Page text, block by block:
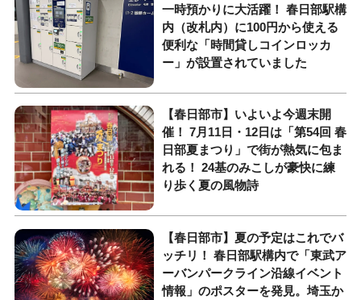
一時預かりに大活躍！ 春日部駅構
内（改札内）に100円から使える
便利な「時間貸しコインロッカ
ー」が設置されていました
【春日部市】いよいよ今週末開
催！ 7月11日・12日は「第54回 春
日部夏まつり」で街が熱気に包ま
れる！ 24基のみこしが豪快に練
り歩く夏の風物詩
【春日部市】夏の予定はこれでバ
ッチリ！ 春日部駅構内で「東武ア
ーバンパークライン沿線イベント
情報」のポスターを発見。埼玉か